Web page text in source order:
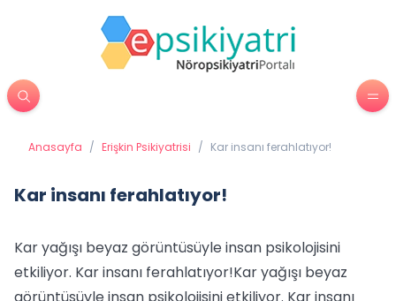
Anasayfa / Erişkin Psikiyatrisi / Kar insanı ferahlatıyor!
Kar insanı ferahlatıyor!
Kar yağışı beyaz görüntüsüyle insan psikolojisini
etkiliyor. Kar insanı ferahlatıyor!Kar yağışı beyaz